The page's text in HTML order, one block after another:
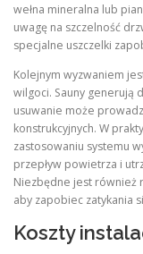
wełna mineralna lub
uwagę na szczelność
specjalne uszczelki
Kolejnym wyzwaniem
wilgoci. Sauny generują
usuwanie może
konstrukcyjnych. W
zastosowaniu systemu
przepływ powietrza i
Niezbędne jest również
aby zapobiec zatykania
Koszty